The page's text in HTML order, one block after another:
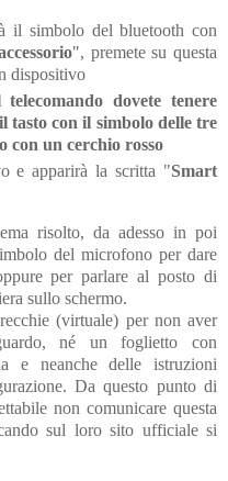
il simbolo del bluetooth con
", premete su questa
dispositivo
dovete tenere
tasto con il simbolo delle tre
con un cerchio rosso
e apparirà la scritta "Smart
risolto, da adesso in poi
del microfono per dare
per parlare al posto di
sullo schermo.
(virtuale) per non aver
né un foglietto con
e neanche delle istruzioni
Da questo punto di
non comunicare questa
sul loro sito ufficiale si